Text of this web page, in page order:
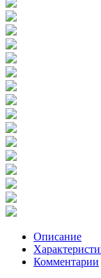
Описание
Комментарии